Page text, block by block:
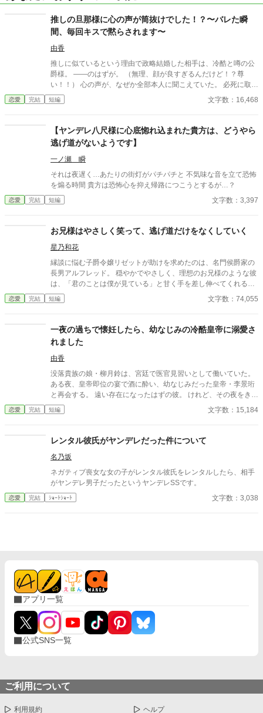
推しの旦那様に心の声が筒抜けでした！？〜バレた瞬
間、毎回キスで黙らされます〜
由香
推しに似ているという理由で政略結婚した相手は、冷酷と噂の公
爵様。 ――のはずが。 （無理、顔が良すぎるんだけど！？尊
い！！） 心の声が、なぜか全部本人に聞こえていた。 必死に取り
繕うも時すでに遅し。 暴走する脳内実況を止めるたび、旦那様は
なぜか――キスしてくる。 「黙らせるのにちょうどいい」 いや全
声だだ漏れ令嬢 甘くて騒がしい新婚生活、開幕。
恋愛 完結 短編 文字数：16,468
【ヤンデレ八尺様に心底惚れ込まれた貴方は、どうやら
逃げ道がないようです】
一ノ瀬 瞬
それは夜遅く…あたりの街灯がパチパチと 不気味な音を立て恐怖
を煽る時間 貴方は恐怖心を抑え帰路につこうとするが…？
恋愛 完結 短編 文字数：3,397
お兄様はやさしく笑って、逃げ道だけをなくしていく
星乃和花
縁談に悩む子爵令嬢リゼットが助けを求めたのは、名門侯爵家の
長男アルフレッド。 穏やかでやさしく、理想のお兄様のような彼
は、「君のことは僕が見ている」と甘く手を差し伸べてくれる。
送り迎え、花や手紙、完璧なエスコート。 守られているだけのは
ずが、気づけば周囲には「彼女はもうノースウェル侯爵家のも
実はかなり策略家。 やさしく逃げ道をなくしてくるお兄様系ヒー
ローに、恋愛に疎い令嬢がじわじわ囲い落とされていく、甘くて
幸せな溺愛ラブストーリー。 ――「待つよ」と言いながら、外堀
恋愛 完結 短編 文字数：74,055
一夜の過ちで懐妊したら、幼なじみの冷酷皇帝に溺愛さ
れました
由香
没落貴族の娘・柳月鈴は、宮廷で医官見習いとして働いていた。
ある夜、皇帝即位の宴で酒に酔い、幼なじみだった皇帝・李景珩
と再会する。 遠い存在になったはずの彼。 けれど、その夜をきっ
かけに月鈴の運命は大きく動き出す。 冷酷と恐れられる皇帝が、
なぜか彼女だけには甘すぎて――。
恋愛 完結 短編 文字数：15,184
レンタル彼氏がヤンデレだった件について
名乃坂
ネガティブ喪女な女の子がレンタル彼氏をレンタルしたら、相手
がヤンデレ男子だったというヤンデレSSです。
恋愛 完結 ｼｮｰﾄｼｮｰﾄ 文字数：3,038
アプリ一覧
公式SNS一覧
ご利用について
利用規約 ヘルプ